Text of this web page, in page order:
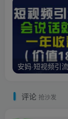
评论 抢沙发